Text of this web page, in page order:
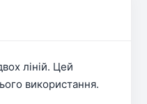
ліній. Цей
використання.